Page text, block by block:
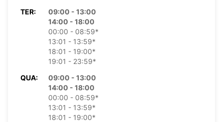
TER:
09:00 - 13:00
14:00 - 18:00
00:00 - 08:59*
13:01 - 13:59*
18:01 - 19:00*
19:01 - 23:59*
QUA:
09:00 - 13:00
14:00 - 18:00
00:00 - 08:59*
13:01 - 13:59*
18:01 - 19:00*